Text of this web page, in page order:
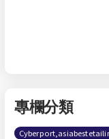
專欄分類